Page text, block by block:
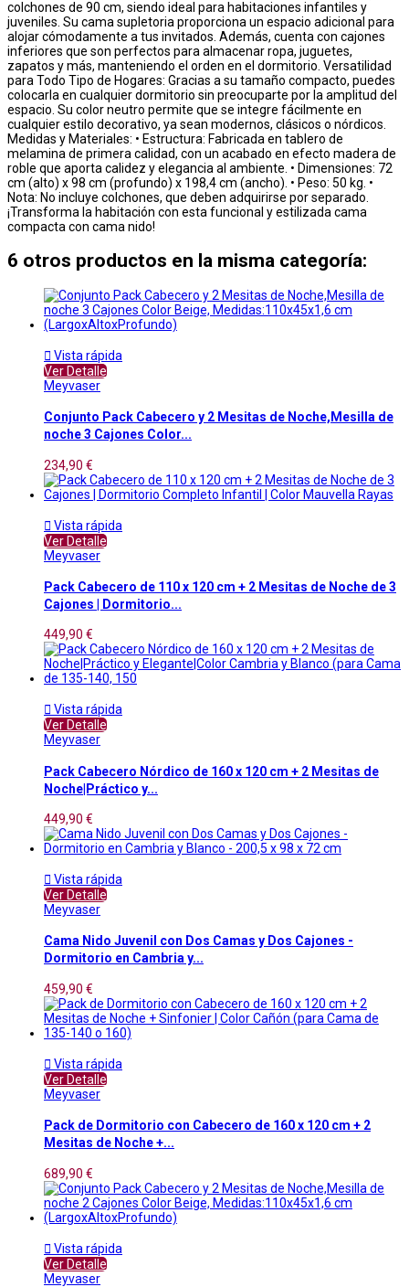
colchones de 90 cm, siendo ideal para habitaciones infantiles y
juveniles. Su cama supletoria proporciona un espacio adicional para
alojar cómodamente a tus invitados. Además, cuenta con cajones
inferiores que son perfectos para almacenar ropa, juguetes,
zapatos y más, manteniendo el orden en el dormitorio. Versatilidad
para Todo Tipo de Hogares: Gracias a su tamaño compacto, puedes
colocarla en cualquier dormitorio sin preocuparte por la amplitud del
espacio. Su color neutro permite que se integre fácilmente en
cualquier estilo decorativo, ya sean modernos, clásicos o nórdicos.
Medidas y Materiales: • Estructura: Fabricada en tablero de
melamina de primera calidad, con un acabado en efecto madera de
roble que aporta calidez y elegancia al ambiente. • Dimensiones: 72
cm (alto) x 98 cm (profundo) x 198,4 cm (ancho). • Peso: 50 kg. •
Nota: No incluye colchones, que deben adquirirse por separado.
¡Transforma la habitación con esta funcional y estilizada cama
compacta con cama nido!
6 otros productos en la misma categoría:
 Vista rápida
Ver Detalle
Meyvaser
Conjunto Pack Cabecero y 2 Mesitas de Noche,Mesilla de
noche 3 Cajones Color...
234,90 €
 Vista rápida
Ver Detalle
Meyvaser
Pack Cabecero de 110 x 120 cm + 2 Mesitas de Noche de 3
Cajones | Dormitorio...
449,90 €
 Vista rápida
Ver Detalle
Meyvaser
Pack Cabecero Nórdico de 160 x 120 cm + 2 Mesitas de
Noche|Práctico y...
449,90 €
 Vista rápida
Ver Detalle
Meyvaser
Cama Nido Juvenil con Dos Camas y Dos Cajones -
Dormitorio en Cambria y...
459,90 €
 Vista rápida
Ver Detalle
Meyvaser
Pack de Dormitorio con Cabecero de 160 x 120 cm + 2
Mesitas de Noche +...
689,90 €
 Vista rápida
Ver Detalle
Meyvaser